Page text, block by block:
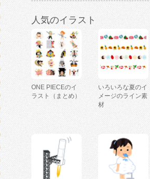
人気のイラスト
ONE PIECEのイ
ラスト（まとめ）
いろいろな夏のイ
メージのライン素
材